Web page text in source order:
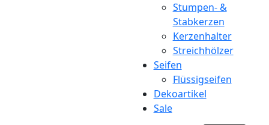
Stumpen- &
Stabkerzen
Kerzenhalter
Streichhölzer
Seifen
Flüssigseifen
Dekoartikel
Sale